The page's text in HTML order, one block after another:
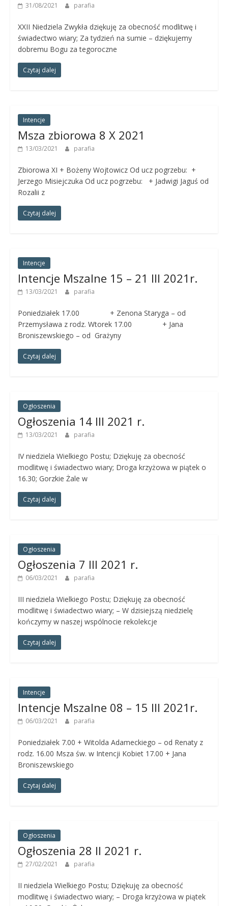
31/08/2021 parafia
XXII Niedziela Zwykła dziękuję za obecność modlitwę i
świadectwo wiary; Za tydzień na sumie – dziękujemy
dobremu Bogu za tegoroczne
Czytaj dalej
Intencje
Msza zbiorowa 8 X 2021
13/03/2021 parafia
Zbiorowa XI + Bożeny Wojtowicz Od ucz pogrzebu: +
Jerzego Misiejczuka Od ucz pogrzebu: + Jadwigi Jaguś od
Rozalii z
Czytaj dalej
Intencje
Intencje Mszalne 15 – 21 III 2021r.
13/03/2021 parafia
Poniedziałek 17.00 + Zenona Staryga – od
Przemysława z rodz. Wtorek 17.00 + Jana
Broniszewskiego – od Grażyny
Czytaj dalej
Ogłoszenia
Ogłoszenia 14 III 2021 r.
13/03/2021 parafia
IV niedziela Wielkiego Postu; Dziękuję za obecność
modlitwę i świadectwo wiary; Droga krzyżowa w piątek o
16.30; Gorzkie Żale w
Czytaj dalej
Ogłoszenia
Ogłoszenia 7 III 2021 r.
06/03/2021 parafia
III niedziela Wielkiego Postu; Dziękuję za obecność
modlitwę i świadectwo wiary; – W dzisiejszą niedzielę
kończymy w naszej wspólnocie rekolekcje
Czytaj dalej
Intencje
Intencje Mszalne 08 – 15 III 2021r.
06/03/2021 parafia
Poniedziałek 7.00 + Witolda Adameckiego – od Renaty z
rodz. 16.00 Msza św. w Intencji Kobiet 17.00 + Jana
Broniszewskiego
Czytaj dalej
Ogłoszenia
Ogłoszenia 28 II 2021 r.
27/02/2021 parafia
II niedziela Wielkiego Postu; Dziękuję za obecność
modlitwę i świadectwo wiary; – Droga krzyżowa w piątek